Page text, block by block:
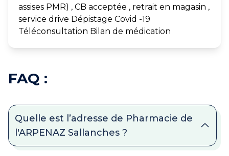
assises PMR) , CB acceptée , retrait en magasin ,
service drive Dépistage Covid -19
Téléconsultation Bilan de médication
FAQ :
Quelle est l’adresse de Pharmacie de
l'ARPENAZ Sallanches ?